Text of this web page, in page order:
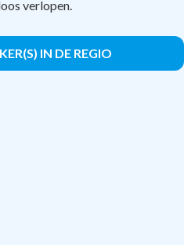
verlopen.
IN DE REGIO